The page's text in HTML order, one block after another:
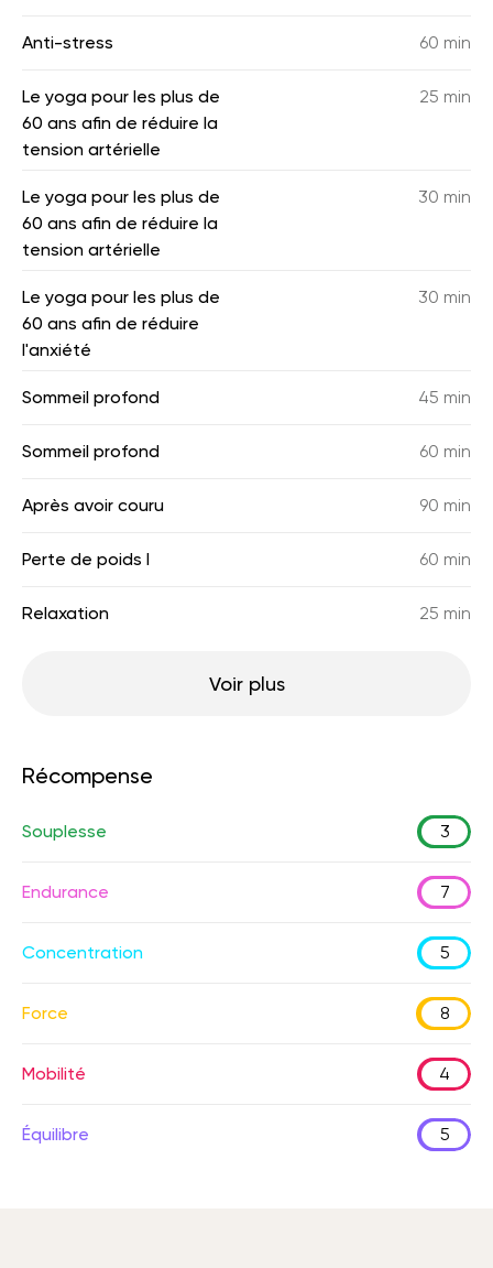
Anti-stress 60 min
Le yoga pour les plus de
60 ans afin de réduire la
tension artérielle
25 min
Le yoga pour les plus de
60 ans afin de réduire la
tension artérielle
30 min
Le yoga pour les plus de
60 ans afin de réduire
l'anxiété
30 min
Sommeil profond 45 min
Sommeil profond 60 min
Après avoir couru 90 min
Perte de poids I 60 min
Relaxation 25 min
Voir plus
Récompense
Souplesse 3
Endurance 7
Concentration 5
Force 8
Mobilité 4
Équilibre 5